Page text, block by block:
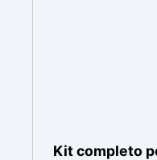
Kit completo